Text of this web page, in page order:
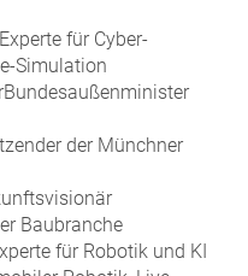
für Cyber-
Simulation
der Münchner
Baubranche
für Robotik und KI